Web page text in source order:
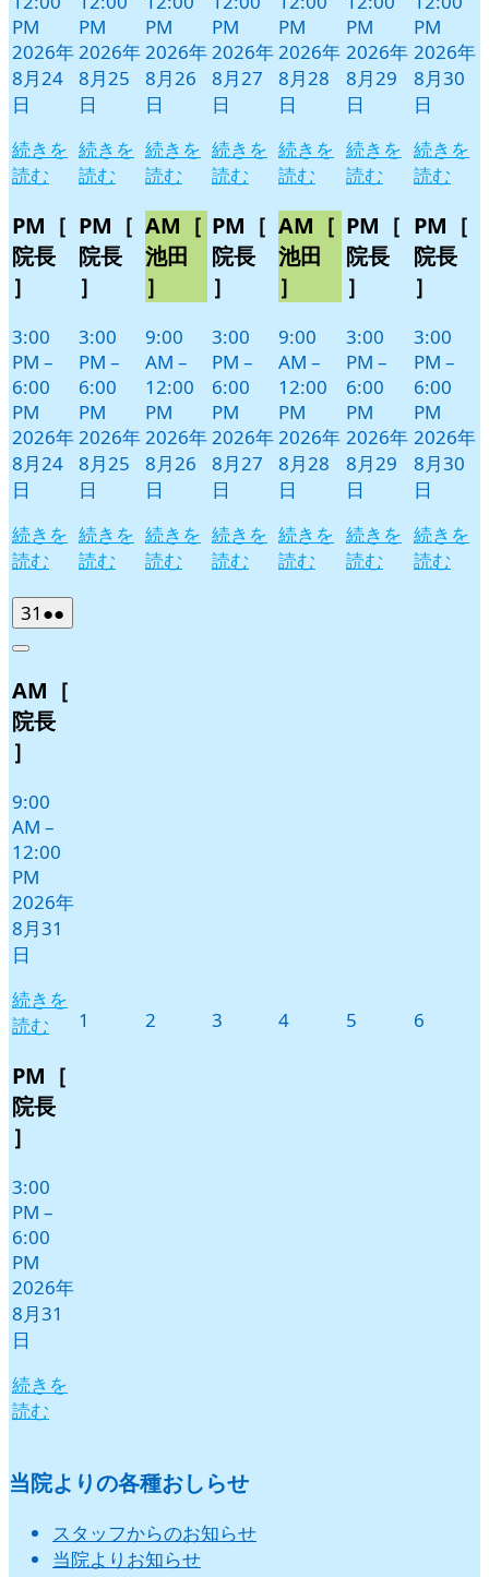
PM
2026年
8月24
日
続きを
読む
PM［
院長
］
3:00
PM –
6:00
PM
2026年
8月24
日
続きを
読む
PM
2026年
8月25
日
続きを
読む
PM［
院長
］
3:00
PM –
6:00
PM
2026年
8月25
日
続きを
読む
PM
2026年
8月26
日
続きを
読む
AM［
池田
］
9:00
AM –
12:00
PM
2026年
8月26
日
続きを
読む
PM
2026年
8月27
日
続きを
読む
PM［
院長
］
3:00
PM –
6:00
PM
2026年
8月27
日
続きを
読む
PM
2026年
8月28
日
続きを
読む
AM［
池田
］
9:00
AM –
12:00
PM
2026年
8月28
日
続きを
読む
PM
2026年
8月29
日
続きを
読む
PM［
院長
］
3:00
PM –
6:00
PM
2026年
8月29
日
続きを
読む
PM
2026年
8月30
日
続きを
読む
PM［
院長
］
3:00
PM –
6:00
PM
2026年
8月30
日
続きを
読む
31 2026
年
月
31
日
●●
件
イ
Close
AM［
院長
］
9:00
AM –
12:00
PM
2026年
8月31
日
続きを
読む
PM［
院長
］
3:00
PM –
6:00
PM
2026年
8月31
日
続きを
読む
1 2 3 42026
5 6
当院よりの各種おしらせ
スタッフからのお知らせ
当院よりお知らせ